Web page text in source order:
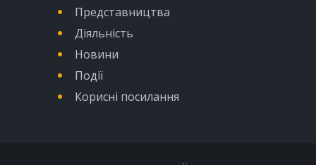
Представництва
Діяльність
Новини
Події
Корисні посилання